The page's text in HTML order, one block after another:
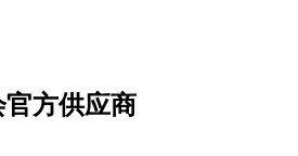
方供应商